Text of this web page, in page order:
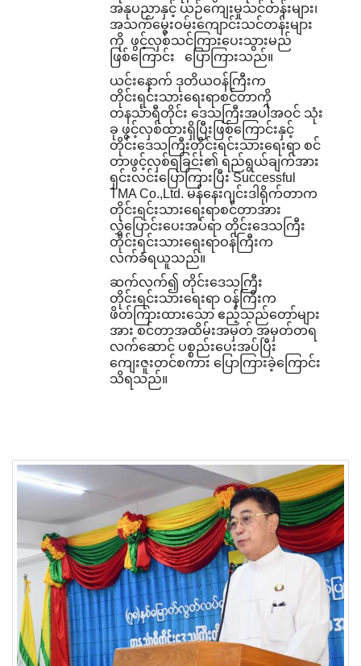
အနုပညာနှင့် ယဉ်ကျေးမှုသင်တန်းများ၊
အသက်မွေးဝမ်းကျောင်းသင်တန်းများ
ကို ဖွင့်လှစ်သင်ကြားပေးသွားမည်
ဖြစ်ကြောင်း ပြောကြားသည်။
ယင်းနောက် ဒုတိယဝန်ကြီးက
တိုင်းရင်းသားရေးရာစင်တာကို
တနင်္သာရီတိုင်း ဒေသကြီးအပါအဝင် သုံး
ခု ဖွင့်လှစ်ထားရှိပြီးဖြစ်ကြောင်းနှင့်
တိုင်းဒေသကြီးတိုင်းရင်းသားရေးရာ စင်
တာဖွင့်လှစ်ရခြင်း၏ ရည်ရွယ်ချက်အား
ရှင်းလင်းပြောကြားပြီး Successful
TMA Co.,Ltd. မန်နေးဂျင်းဒါရိုက်တာက
တိုင်းရင်းသားရေးရာစင်တာအား
လွှဲပြောင်းပေးအပ်ရာ တိုင်းဒေသကြီး
တိုင်းရင်းသားရေးရာဝန်ကြီးက
လက်ခံရယူသည်။
ဆက်လက်၍ တိုင်းဒေသကြီး
တိုင်းရင်းသားရေးရာ ဝန်ကြီးက
ဖိတ်ကြားထားသော ဧည့်သည်တော်များ
အား စင်တာအထိမ်းအမှတ် အမှတ်တရ
လက်ဆောင် ပစ္စည်းပေးအပ်ပြီး
ကျေးဇူးတင်စကား ပြောကြားခဲ့ကြောင်း
သိရသည်။